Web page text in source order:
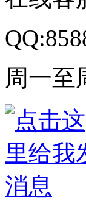
周一至